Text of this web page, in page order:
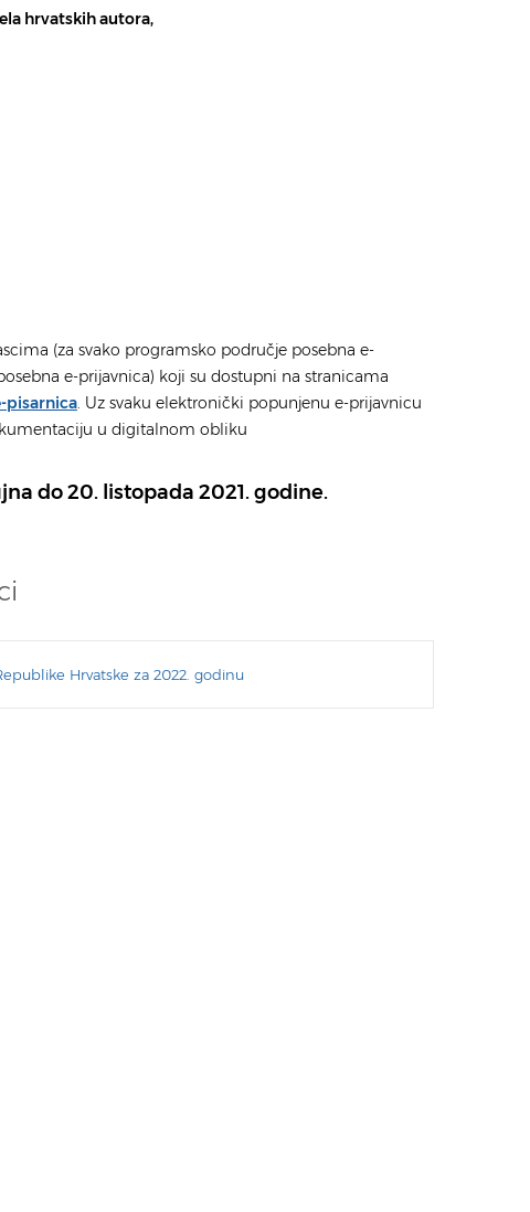
hrvatskih autora,
(za svako programsko područje posebna e-
e-prijavnica) koji su dostupni na stranicama
pisarnica. Uz svaku elektronički popunjenu e-prijavnicu
u digitalnom obliku
do 20. listopada 2021. godine.
Hrvatske za 2022. godinu